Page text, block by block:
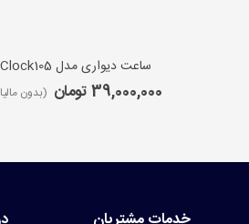
ساعت دیواری مدل iClock105
39,000,000 تومان (بدون